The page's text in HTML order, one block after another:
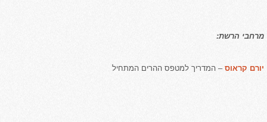
מרחבי הרשת:
יורם קראוס – המדריך למטפס ההרים המתחיל